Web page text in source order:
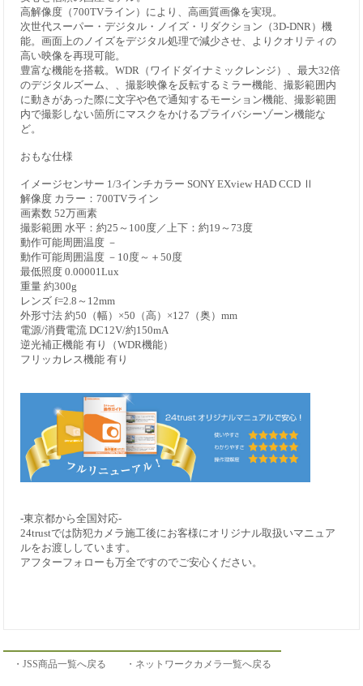
高解像度（700TVライン）により、高画質画像を実現。
次世代スーパー・デジタル・ノイズ・リダクション（3D-DNR）機
能。画面上のノイズをデジタル処理で減少させ、よりクオリティの
高い映像を再現可能。
豊富な機能を搭載。WDR（ワイドダイナミックレンジ）、最大32倍
のデジタルズーム、、撮影映像を反転するミラー機能、撮影範囲内
に動きがあった際に文字や色で通知するモーション機能、撮影範囲
内で撮影しない箇所にマスクをかけるプライバシーゾーン機能な
ど。
おもな仕様
イメージセンサー 1/3インチカラー SONY EXview HAD CCD Ⅱ
解像度 カラー：700TVライン
画素数 52万画素
撮影範囲 水平：約25～100度／上下：約19～73度
動作可能周囲温度 －
動作可能周囲温度 －10度～＋50度
最低照度 0.00001Lux
重量 約300g
レンズ f=2.8～12mm
外形寸法 約50（幅）×50（高）×127（奥）mm
電源/消費電流 DC12V/約150mA
逆光補正機能 有り（WDR機能）
フリッカレス機能 有り
-東京都から全国対応-
24trustでは防犯カメラ施工後にお客様にオリジナル取扱いマニュア
ルをお渡ししています。
アフターフォローも万全ですのでご安心ください。
・JSS商品一覧へ戻る ・ネットワークカメラ一覧へ戻る